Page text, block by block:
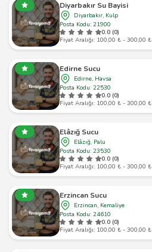
Diyarbakır Su Bayisi
Diyarbakır, Kulp
Posta Kodu: 21900
0.0 (0)
Fiyat Aralığı: 100,00 ₺ - 300,00 ₺
Edirne Sucu
Edirne, Havsa
Posta Kodu: 22530
0.0 (0)
Fiyat Aralığı: 100,00 ₺ - 300,00 ₺
Elâzığ Sucu
Elâzığ, Palu
Posta Kodu: 23530
0.0 (0)
Fiyat Aralığı: 100,00 ₺ - 300,00 ₺
Erzincan Sucu
Erzincan, Kemaliye
Posta Kodu: 24610
0.0 (0)
Fiyat Aralığı: 100,00 ₺ - 300,00 ₺